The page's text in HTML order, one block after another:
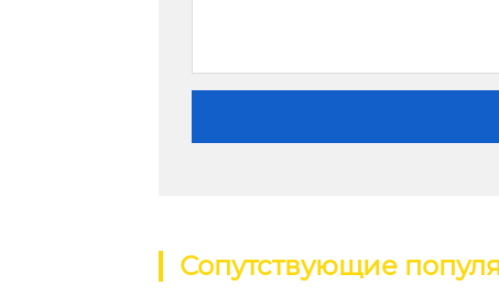
Сопутствующие